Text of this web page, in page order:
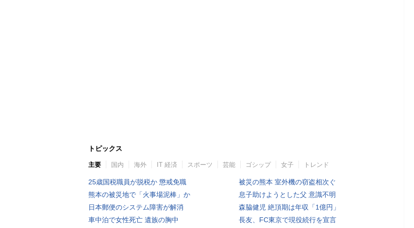
トピックス
主要 国内 海外 IT 経済 スポーツ 芸能 ゴシップ 女子 トレンド
25歳国税職員が脱税か 懲戒免職
熊本の被災地で「火事場泥棒」か
日本郵便のシステム障害が解消
車中泊で女性死亡 遺族の胸中
被災の熊本 室外機の窃盗相次ぐ
息子助けようとした父 意識不明
森脇健児 絶頂期は年収「1億円」
長友、FC東京で現役続行を宣言